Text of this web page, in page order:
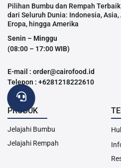
Pilihan Bumbu dan Rempah
dari Seluruh Dunia: Indonesia,
Eropa, hingga Amerika
Senin – Minggu
(08:00 – 17:00 WIB)
E-mail : order@cairofood.id
Telepon : +6281218222610
PRODUK
Jelajahi Bumbu
Jelajahi Rempah